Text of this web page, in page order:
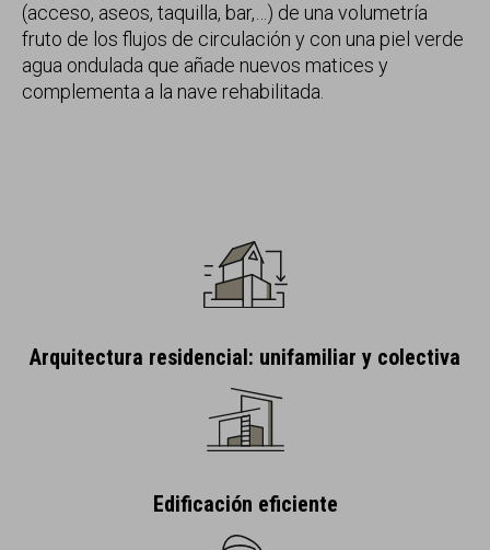
(acceso, aseos, taquilla, bar,…) de una volumetría
fruto de los flujos de circulación y con una piel verde
agua ondulada que añade nuevos matices y
complementa a la nave rehabilitada.
Arquitectura residencial: unifamiliar y colectiva
Edificación eficiente